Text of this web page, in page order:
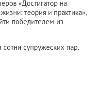
«Достигатор на
теория и практика»,
победителем из
супружеских пар.